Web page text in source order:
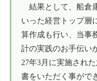
結果として、船倉
いった経営トップ層
算作成も行い、当事
計の実践のお手伝い
27年3月に実施され
書をいただく事がで